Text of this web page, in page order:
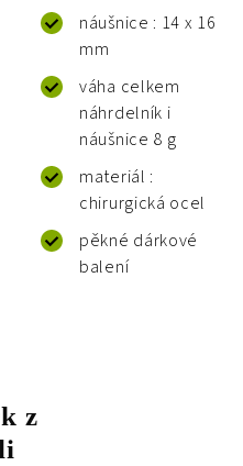
náušnice : 14 x 16
mm
váha celkem
náhrdelník i
náušnice 8 g
materiál :
chirurgická ocel
pěkné dárkové
balení
z